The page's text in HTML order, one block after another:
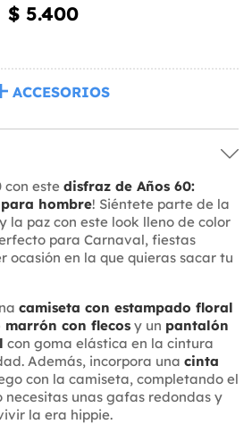
$ 5.400
ACCESORIOS
con este disfraz de Años 60:
hombre! Siéntete parte de la
la paz con este look lleno de color
para Carnaval, fiestas
ocasión en la que quieras sacar tu
camiseta con estampado floral
marrón con flecos y un pantalón
con goma elástica en la cintura
Además, incorpora una cinta
con la camiseta, completando el
necesitas unas gafas redondas y
la era hippie.